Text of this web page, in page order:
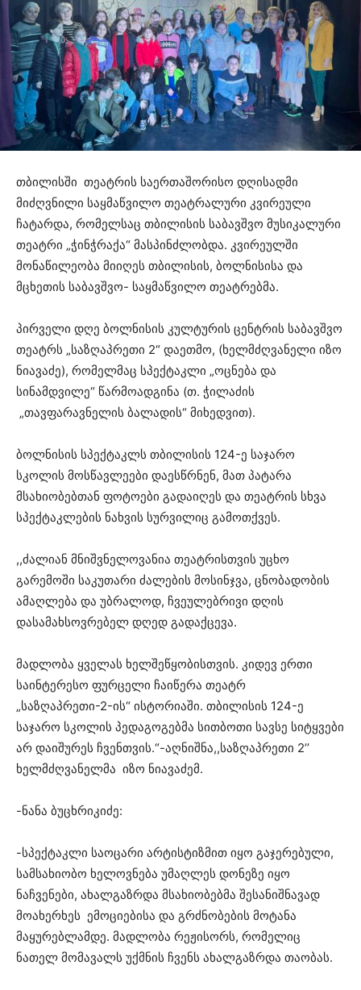
თბილისში თეატრის საერთაშორისო დღისადმი
მიძღვნილი საყმაწვილო თეატრალური კვირეული
ჩატარდა, რომელსაც თბილისის საბავშვო მუსიკალური
თეატრი „ჭინჭრაქა“ მასპინძლობდა. კვირეულში
მონაწილეობა მიიღეს თბილისის, ბოლნისისა და
მცხეთის საბავშვო- საყმაწვილო თეატრებმა.
პირველი დღე ბოლნისის კულტურის ცენტრის საბავშვო
თეატრს „საზღაპრეთი 2“ დაეთმო, (ხელმძღვანელი იზო
ნიავაძე), რომელმაც სპექტაკლი „ოცნება და
სინამდვილე“ წარმოადგინა (თ. ჭილაძის
„თავფარავნელის ბალადის“ მიხედვით).
ბოლნისის სპექტაკლს თბილისის 124-ე საჯარო
სკოლის მოსწავლეები დაესწრნენ, მათ პატარა
მსახიობებთან ფოტოები გადაიღეს და თეატრის სხვა
სპექტაკლების ნახვის სურვილიც გამოთქვეს.
,,ძალიან მნიშვნელოვანია თეატრისთვის უცხო
გარემოში საკუთარი ძალების მოსინჯვა, ცნობადობის
ამაღლება და უბრალოდ, ჩვეულებრივი დღის
დასამახსოვრებელ დღედ გადაქცევა.
მადლობა ყველას ხელშეწყობისთვის. კიდევ ერთი
საინტერესო ფურცელი ჩაიწერა თეატრ
„საზღაპრეთი-2-ის“ ისტორიაში. თბილისის 124-ე
საჯარო სკოლის პედაგოგებმა სითბოთი სავსე სიტყვები
არ დაიშურეს ჩვენთვის.“-აღნიშნა,,საზღაპრეთი 2’’
ხელმძღვანელმა იზო ნიავაძემ.
-ნანა ბუცხრიკიძე:
-სპექტაკლი საოცარი არტისტიზმით იყო გაჯერებული,
სამსახიობო ხელოვნება უმაღლეს დონეზე იყო
ნაჩვენები, ახალგაზრდა მსახიობებმა შესანიშნავად
მოახერხეს ემოციებისა და გრძნობების მოტანა
მაყურებლამდე. მადლობა რეჟისორს, რომელიც
ნათელ მომავალს უქმნის ჩვენს ახალგაზრდა თაობას.